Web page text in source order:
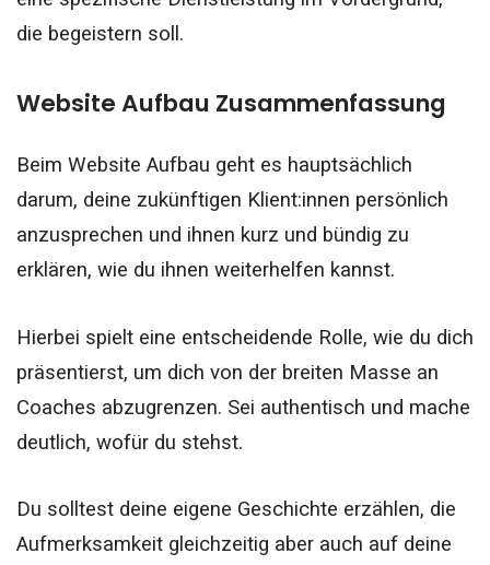
die begeistern soll.
Website Aufbau Zusammenfassung
Beim Website Aufbau geht es hauptsächlich
darum, deine zukünftigen Klient:innen persönlich
anzusprechen und ihnen kurz und bündig zu
erklären, wie du ihnen weiterhelfen kannst.
Hierbei spielt eine entscheidende Rolle, wie du dich
präsentierst, um dich von der breiten Masse an
Coaches abzugrenzen. Sei authentisch und mache
deutlich, wofür du stehst.
Du solltest deine eigene Geschichte erzählen, die
Aufmerksamkeit gleichzeitig aber auch auf deine